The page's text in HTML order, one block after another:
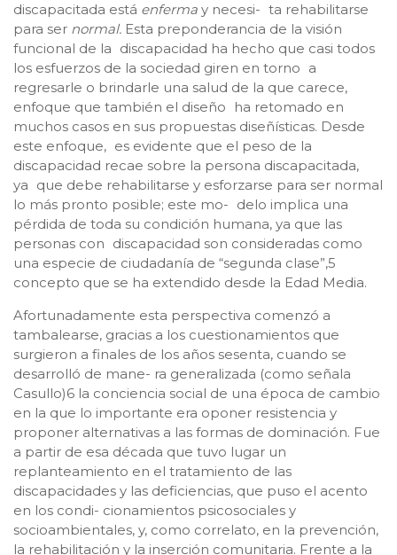
discapacitada está enferma y necesi- ta rehabilitarse
para ser normal. Esta preponderancia de la visión
funcional de la discapacidad ha hecho que casi todos
los esfuerzos de la sociedad giren en torno a
regresarle o brindarle una salud de la que carece,
enfoque que también el diseño ha retomado en
muchos casos en sus propuestas diseñísticas. Desde
este enfoque, es evidente que el peso de la
discapacidad recae sobre la persona discapacitada,
ya que debe rehabilitarse y esforzarse para ser normal
lo más pronto posible; este mo- delo implica una
pérdida de toda su condición humana, ya que las
personas con discapacidad son consideradas como
una especie de ciudadanía de “segunda clase”,5
concepto que se ha extendido desde la Edad Media.
Afortunadamente esta perspectiva comenzó a
tambalearse, gracias a los cuestionamientos que
surgieron a finales de los años sesenta, cuando se
desarrolló de mane- ra generalizada (como señala
Casullo)6 la conciencia social de una época de cambio
en la que lo importante era oponer resistencia y
proponer alternativas a las formas de dominación. Fue
a partir de esa década que tuvo lugar un
replanteamiento en el tratamiento de las
discapacidades y las deficiencias, que puso el acento
en los condi- cionamientos psicosociales y
socioambientales, y, como correlato, en la prevención,
la rehabilitación y la inserción comunitaria. Frente a la